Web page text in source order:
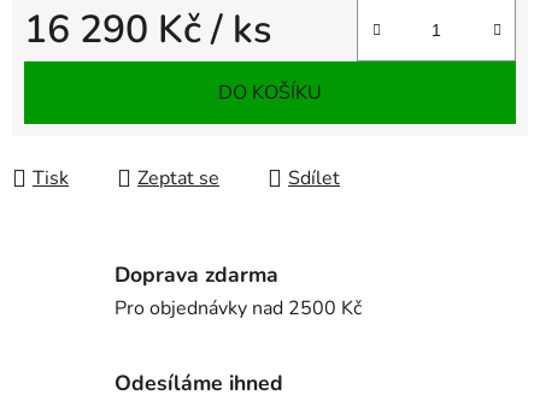
16 290 Kč/ ks
Měrná cena:
DO KOŠÍKU
Tisk Zeptat se Sdílet
Doprava zdarma
Pro objednávky nad 2500 Kč
Odesíláme ihned